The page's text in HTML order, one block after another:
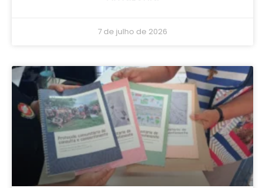
7 de julho de 2026